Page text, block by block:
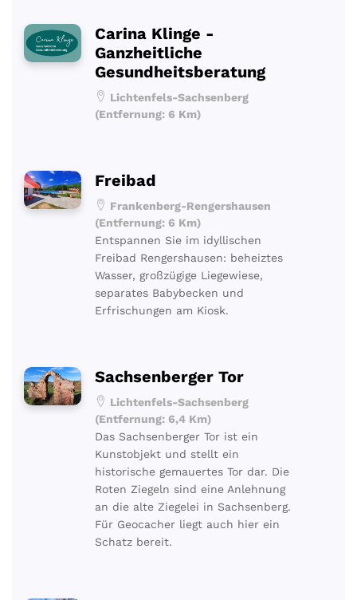
Carina Klinge -
Ganzheitliche
Gesundheitsberatung
Lichtenfels-Sachsenberg
(Entfernung: 6 Km)
Freibad
Frankenberg-Rengershausen
(Entfernung: 6 Km)
Entspannen Sie im idyllischen
Freibad Rengershausen: beheiztes
Wasser, großzügige Liegewiese,
separates Babybecken und
Erfrischungen am Kiosk.
Sachsenberger Tor
Lichtenfels-Sachsenberg
(Entfernung: 6,4 Km)
Das Sachsenberger Tor ist ein
Kunstobjekt und stellt ein
historische gemauertes Tor dar. Die
Roten Ziegeln sind eine Anlehnung
an die alte Ziegelei in Sachsenberg.
Für Geocacher liegt auch hier ein
Schatz bereit.